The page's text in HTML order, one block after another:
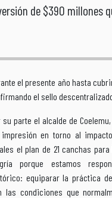
de $390 millones
el presente año hasta
el sello
su parte el alcalde de
en torno al
el plan de 21 canchas
porque estamos
equiparar la práctica
las condiciones que